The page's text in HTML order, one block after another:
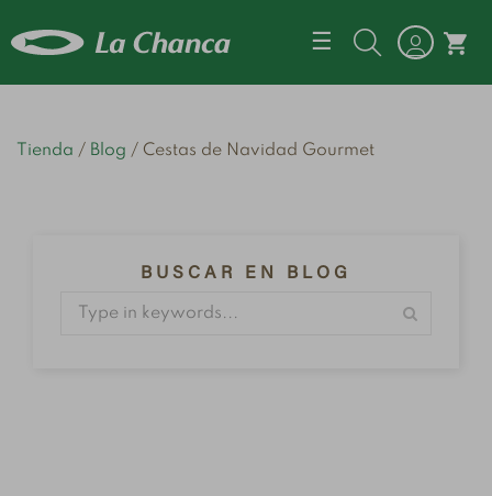
Navegación
☰ shopping_cart
Tienda Blog Cestas de Navidad Gourmet
BUSCAR EN BLOG